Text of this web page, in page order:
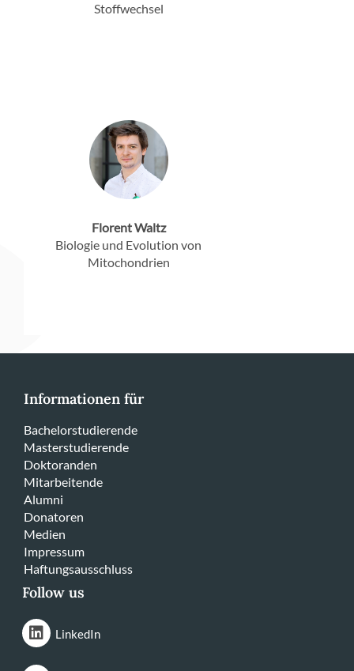
Stoffwechsel
Florent Waltz
Biologie und Evolution von
Mitochondrien
Informationen für
Bachelorstudierende
Masterstudierende
Doktoranden
Mitarbeitende
Alumni
Donatoren
Medien
Impressum
Haftungsausschluss
Follow us
LinkedIn